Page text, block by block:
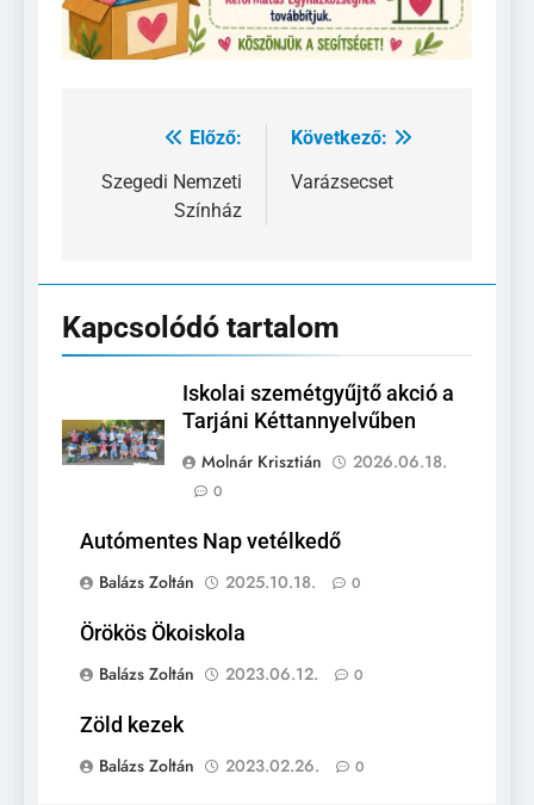
Bejegyzés
navigáció
Előző:
Szegedi Nemzeti
Színház
Következő:
Varázsecset
Kapcsolódó tartalom
Iskolai szemétgyűjtő akció a
Tarjáni Kéttannyelvűben
Molnár Krisztián
2026.06.18.
0
Autómentes Nap vetélkedő
Balázs Zoltán
2025.10.18. 0
Örökös Ökoiskola
Balázs Zoltán
2023.06.12. 0
Zöld kezek
Balázs Zoltán
2023.02.26. 0